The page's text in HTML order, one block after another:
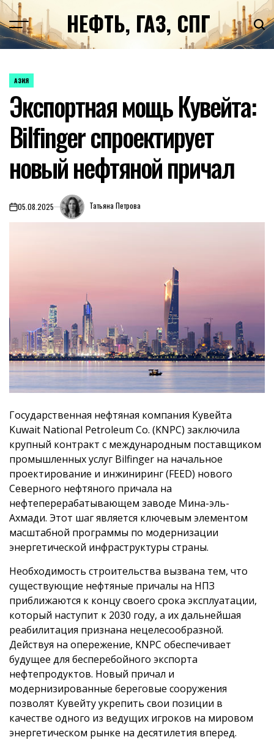
Перейти
к
содержимомуНЕФТЬ, ГАЗ, СПГ
ОПУБЛИКОВАНО
АЗИЯ
Экспортная мощь Кувейта:
Bilfinger спроектирует
новый нефтяной причал
on05.08.2025 Татьяна Петрова
Государственная нефтяная компания Кувейта
Kuwait National Petroleum Co. (KNPC) заключила
крупный контракт с международным поставщиком
промышленных услуг Bilfinger на начальное
проектирование и инжиниринг (FEED) нового
Северного нефтяного причала на
нефтеперерабатывающем заводе Мина-эль-
Ахмади. Этот шаг является ключевым элементом
масштабной программы по модернизации
энергетической инфраструктуры страны.
Необходимость строительства вызвана тем, что
существующие нефтяные причалы на НПЗ
приближаются к концу своего срока эксплуатации,
который наступит к 2030 году, а их дальнейшая
реабилитация признана нецелесообразной.
Действуя на опережение, KNPC обеспечивает
будущее для бесперебойного экспорта
нефтепродуктов. Новый причал и
модернизированные береговые сооружения
позволят Кувейту укрепить свои позиции в
качестве одного из ведущих игроков на мировом
энергетическом рынке на десятилетия вперед.